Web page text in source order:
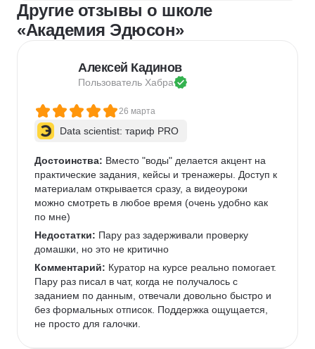
Подбор специалистов
Другие отзывы о школе
«Академия Эдюсон»
Алексей Кадинов
Пользователь Хабра
26 марта
Data scientist: тариф PRO
Достоинства: Вместо "воды" делается акцент на
практические задания, кейсы и тренажеры. Доступ к
материалам открывается сразу, а видеоуроки
можно смотреть в любое время (очень удобно как
по мне)
Недостатки: Пару раз задерживали проверку
домашки, но это не критично
Комментарий: Куратор на курсе реально помогает.
Пару раз писал в чат, когда не получалось с
заданием по данным, отвечали довольно быстро и
без формальных отписок. Поддержка ощущается,
не просто для галочки.